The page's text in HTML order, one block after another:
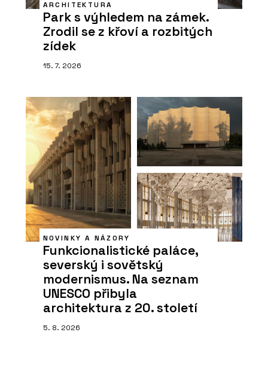
ARCHITEKTURA
Park s výhledem na zámek.
Zrodil se z křoví a rozbitých
zídek
15. 7. 2026
NOVINKY A NÁZORY
Funkcionalistické paláce,
severský i sovětský
modernismus. Na seznam
UNESCO přibyla
architektura z 20. století
5. 8. 2026